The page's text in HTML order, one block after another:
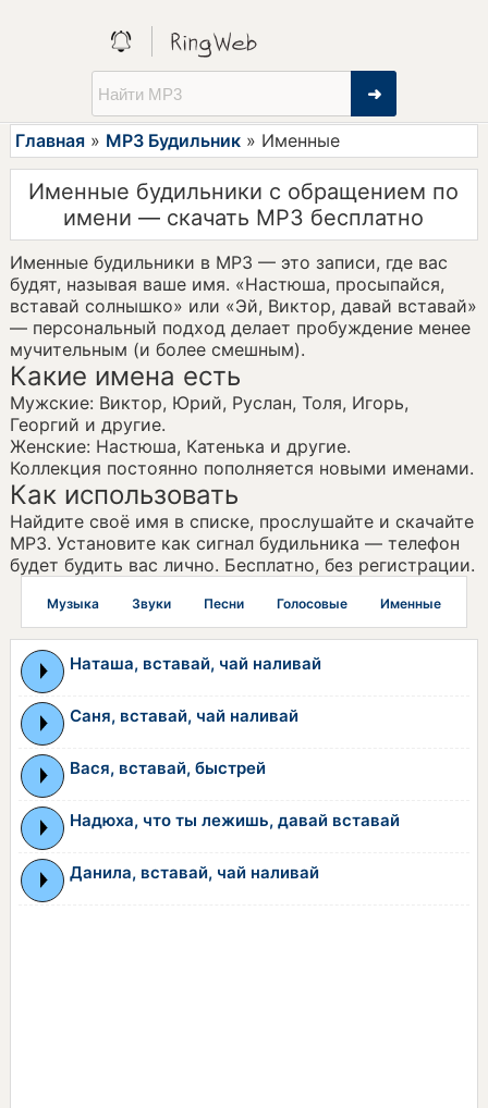
➜
Главная » MP3 Будильник » Именные
Именные будильники с обращением по
имени — скачать MP3 бесплатно
Именные будильники в MP3 — это записи, где вас
будят, называя ваше имя. «Настюша, просыпайся,
вставай солнышко» или «Эй, Виктор, давай вставай»
— персональный подход делает пробуждение менее
мучительным (и более смешным).
Какие имена есть
Мужские: Виктор, Юрий, Руслан, Толя, Игорь,
Георгий и другие.
Женские: Настюша, Катенька и другие.
Коллекция постоянно пополняется новыми именами.
Как использовать
Найдите своё имя в списке, прослушайте и скачайте
MP3. Установите как сигнал будильника — телефон
будет будить вас лично. Бесплатно, без регистрации.
Музыка Звуки Песни Голосовые Именные
Наташа, вставай, чай наливай
Саня, вставай, чай наливай
Вася, вставай, быстрей
Надюха, что ты лежишь, давай вставай
Данила, вставай, чай наливай